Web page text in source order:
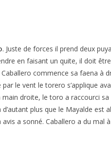
. Juste de forces il prend deux
en faisant un quite, il doit être
commence sa faena à
le vent le torero s’applique
droite, le toro a raccourci
plus que le Mayalde est
a sonné. Caballero a du mal